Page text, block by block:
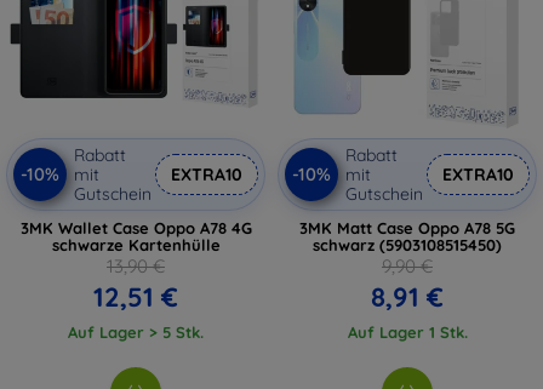
-10%
Rabatt
mit
Gutschein
EXTRA10
3MK Wallet Case Oppo A78 4G
schwarze Kartenhülle
13,90 €
12,51 €
Auf Lager > 5 Stk.
-10%
Rabatt
mit
Gutschein
EXTRA10
3MK Matt Case Oppo A78 5G
schwarz (5903108515450)
9,90 €
8,91 €
Auf Lager 1 Stk.